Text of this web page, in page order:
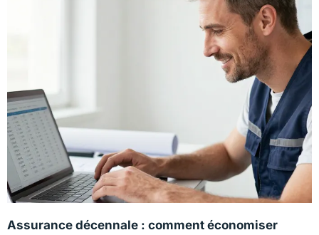
Assurance décennale : comment économiser